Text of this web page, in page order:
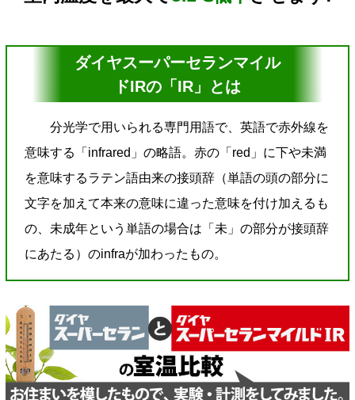
ダイヤスーパーセランマイル
ドIRの「IR」とは
分光学で用いられる専門用語で、英語で赤外線を
意味する「infrared」の略語。赤の「red」に下や未満
を意味するラテン語由来の接頭辞（単語の頭の部分に
文字を加えて本来の意味に違った意味を付け加えるも
の、未成年という単語の場合は「未」の部分が接頭辞
にあたる）のinfraが加わったもの。